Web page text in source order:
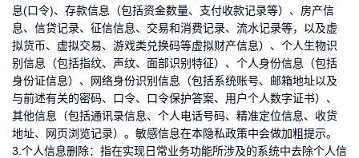
息(口令)、存款信息（包括资金数量、支付收款记录等）、房产信
息、信贷记录、征信信息、交易和消费记录、流水记录等，以及虚
拟货币、虚拟交易、游戏类兑换码等虚拟财产信息）、个人生物识
别信息（包括指纹、声纹、面部识别特征）、个人身份信息（包括
身份证信息）、网络身份识别信息（包括系统账号、邮箱地址以及
与前述有关的密码、口令、口令保护答案、用户个人数字证书）、
其他信息（包括通讯录信息、个人电话号码、精准定位信息、收货
地址、网页浏览记录）。敏感信息在本隐私政策中会做加粗提示。
3.个人信息删除：指在实现日常业务功能所涉及的系统中去除个人信